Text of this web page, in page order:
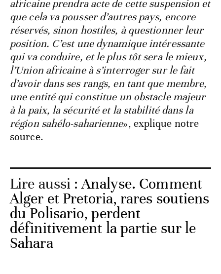
africaine prendra acte de cette suspension et
que cela va pousser d’autres pays, encore
réservés, sinon hostiles, à questionner leur
position. C’est une dynamique intéressante
qui va conduire, et le plus tôt sera le mieux,
l’Union africaine à s’interroger sur le fait
d’avoir dans ses rangs, en tant que membre,
une entité qui constitue un obstacle majeur
à la paix, la sécurité et la stabilité dans la
région sahélo-saharienne», explique notre
source.
Lire aussi :Analyse. Comment
Alger et Pretoria, rares soutiens
du Polisario, perdent
définitivement la partie sur le
Sahara